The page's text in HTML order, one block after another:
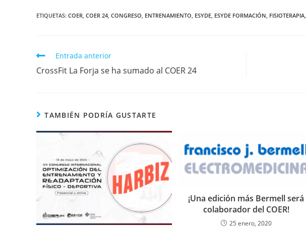
ETIQUETAS: COER, COER 24, CONGRESO, ENTRENAMIENTO, ESYDE, ESYDE FORMACIÓN, FISIOTERAPIA,
Entrada anterior
CrossFit La Forja se ha sumado al COER 24
TAMBIÉN PODRÍA GUSTARTE
¡Una edición más Bermell será
colaborador del COER!
25 enero, 2020